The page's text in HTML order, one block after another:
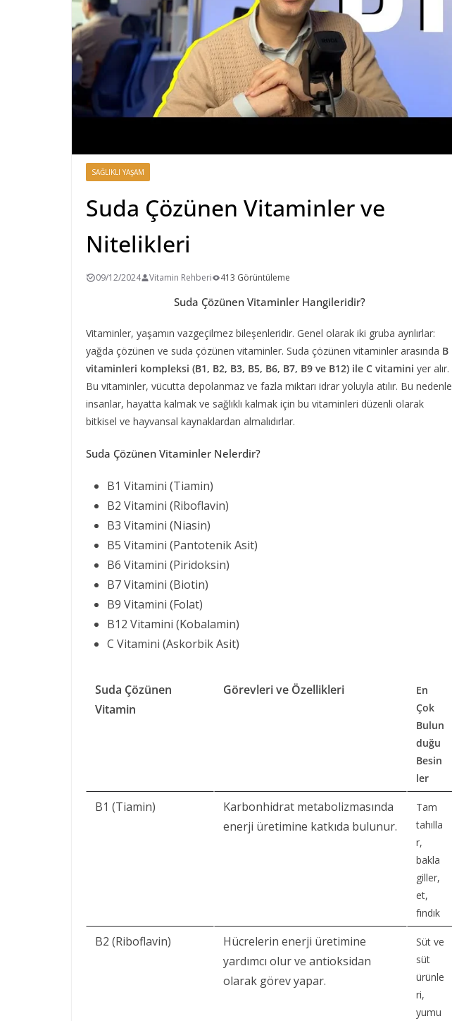
SAĞLIKLI YAŞAM
Suda Çözünen Vitaminler ve
Nitelikleri
09/12/2024 Vitamin Rehberi 413 Görüntüleme
Suda Çözünen Vitaminler Hangileridir?
Vitaminler, yaşamın vazgeçilmez bileşenleridir. Genel olarak iki gruba ayrılırlar:
yağda çözünen ve suda çözünen vitaminler. Suda çözünen vitaminler arasında B
vitaminleri kompleksi (B1, B2, B3, B5, B6, B7, B9 ve B12) ile C vitamini yer alır.
Bu vitaminler, vücutta depolanmaz ve fazla miktarı idrar yoluyla atılır. Bu nedenle
insanlar, hayatta kalmak ve sağlıklı kalmak için bu vitaminleri düzenli olarak
bitkisel ve hayvansal kaynaklardan almalıdırlar.
Suda Çözünen Vitaminler Nelerdir?
B1 Vitamini (Tiamin)
B2 Vitamini (Riboflavin)
B3 Vitamini (Niasin)
B5 Vitamini (Pantotenik Asit)
B6 Vitamini (Piridoksin)
B7 Vitamini (Biotin)
B9 Vitamini (Folat)
B12 Vitamini (Kobalamin)
C Vitamini (Askorbik Asit)
Suda Çözünen
Vitamin
Görevleri ve Özellikleri
En
Çok
Bulun
duğu
Besin
ler
B1 (Tiamin)
Karbonhidrat metabolizmasında
enerji üretimine katkıda bulunur.
Tam
tahılla
r,
bakla
giller,
et,
fındık
B2 (Riboflavin)
Hücrelerin enerji üretimine
yardımcı olur ve antioksidan
olarak görev yapar.
Süt ve
süt
ürünle
ri,
yumu